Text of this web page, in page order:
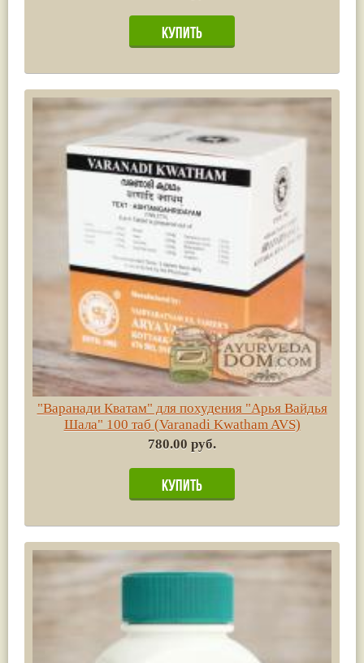
"Варанади Кватам" для похудения "Арья Вайдья
Шала" 100 таб (Varanadi Kwatham AVS)
780.00 руб.